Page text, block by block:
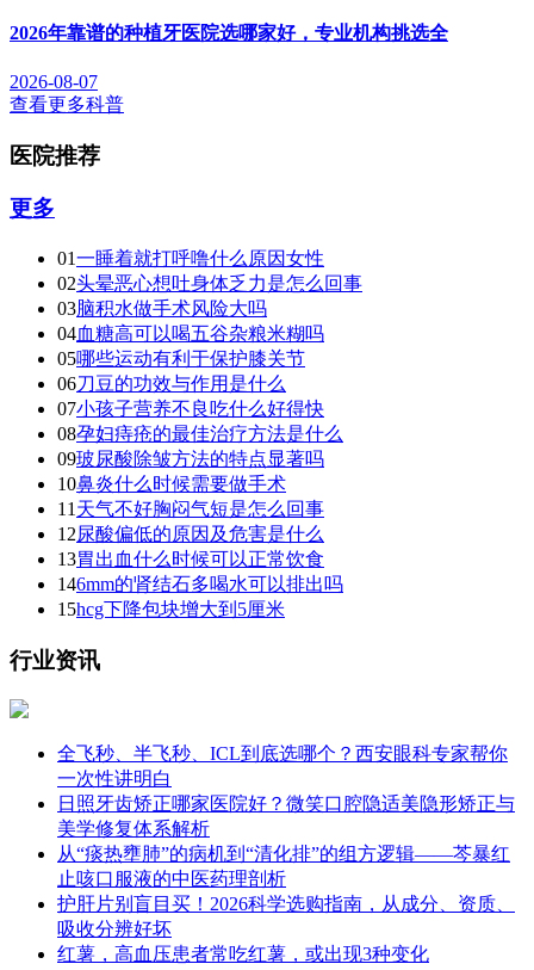
2026年靠谱的种植牙医院选哪家好，专业机构挑选全
2026-08-07
查看更多科普
医院推荐
更多
01一睡着就打呼噜什么原因女性
02头晕恶心想吐身体乏力是怎么回事
03脑积水做手术风险大吗
04血糖高可以喝五谷杂粮米糊吗
05哪些运动有利于保护膝关节
06刀豆的功效与作用是什么
07小孩子营养不良吃什么好得快
08孕妇痔疮的最佳治疗方法是什么
09玻尿酸除皱方法的特点显著吗
10鼻炎什么时候需要做手术
11 天气不好胸闷气短是怎么回事
12尿酸偏低的原因及危害是什么
13胃出血什么时候可以正常饮食
146mm的肾结石多喝水可以排出吗
15hcg下降包块增大到5厘米
行业资讯
全飞秒、半飞秒、ICL到底选哪个？西安眼科专家帮你
一次性讲明白
日照牙齿矫正哪家医院好？微笑口腔隐适美隐形矫正与
美学修复体系解析
从“痰热壅肺”的病机到“清化排”的组方逻辑——芩暴红
止咳口服液的中医药理剖析
护肝片别盲目买！2026科学选购指南，从成分、资质、
吸收分辨好坏
红薯，高血压患者常吃红薯，或出现3种变化